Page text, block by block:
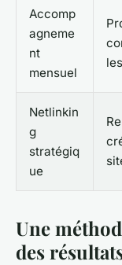
Accomp
agneme
nt
mensuel
Netlinkin
g
stratégiq
ue
Une
des